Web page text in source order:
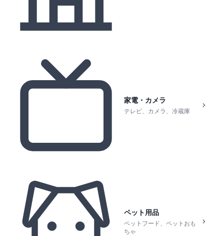
家電・カメラ
テレビ、カメラ、冷蔵庫
ペット用品
ペットフード、ペットおも
ちゃ